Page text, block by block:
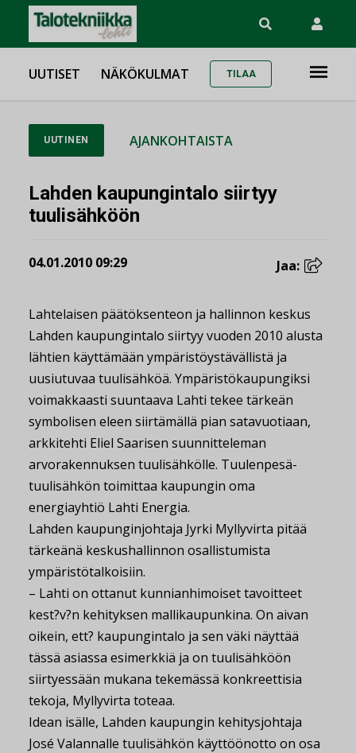
UUTISET NÄKÖKULMAT TILAA
UUTINEN AJANKOHTAISTA
Lahden kaupungintalo siirtyy
tuulisähköön
04.01.2010 09:29 Jaa:
Lahtelaisen päätöksenteon ja hallinnon keskus
Lahden kaupungintalo siirtyy vuoden 2010 alusta
lähtien käyttämään ympäristöystävällistä ja
uusiutuvaa tuulisähköä. Ympäristökaupungiksi
voimakkaasti suuntaava Lahti tekee tärkeän
symbolisen eleen siirtämällä pian satavuotiaan,
arkkitehti Eliel Saarisen suunnitteleman
arvorakennuksen tuulisähkölle. Tuulenpesä-
tuulisähkön toimittaa kaupungin oma
energiayhtiö Lahti Energia.
Lahden kaupunginjohtaja Jyrki Myllyvirta pitää
tärkeänä keskushallinnon osallistumista
ympäristötalkoisiin.
– Lahti on ottanut kunnianhimoiset tavoitteet
kest?v?n kehityksen mallikaupunkina. On aivan
oikein, ett? kaupungintalo ja sen väki näyttää
tässä asiassa esimerkkiä ja on tuulisähköön
siirtyessään mukana tekemässä konkreettisia
tekoja, Myllyvirta toteaa.
Idean isälle, Lahden kaupungin kehitysjohtaja
José Valannalle tuulisähkön käyttöönotto on osa